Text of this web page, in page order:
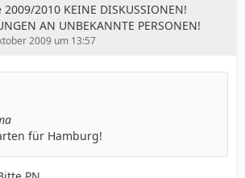
2010 KEINE DISKUSSIONEN!
AN UNBEKANNTE PERSONEN!
2009 um 13:57
für Hamburg!